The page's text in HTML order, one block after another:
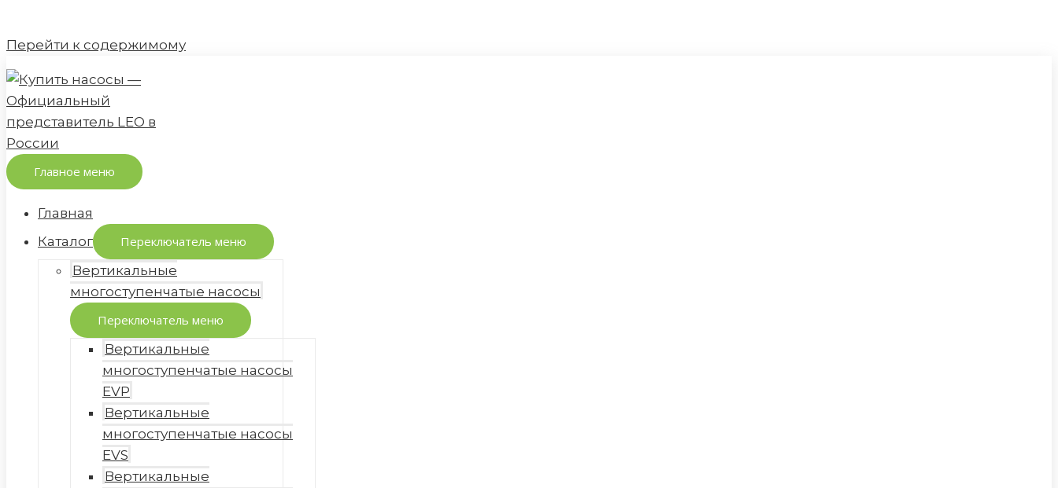
Перейти к содержимому
Главное меню
Главная
Каталог
Переключатель меню
Вертикальные
многоступенчатые насосы
Переключатель меню
Вертикальные
многоступенчатые насосы
EVP
Вертикальные
многоступенчатые насосы
EVS
Вертикальные